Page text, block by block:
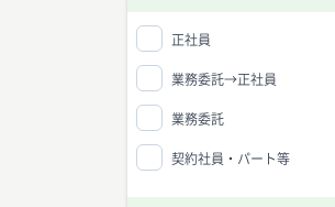
正社員
業務委託→正社員
業務委託
契約社員・パート等